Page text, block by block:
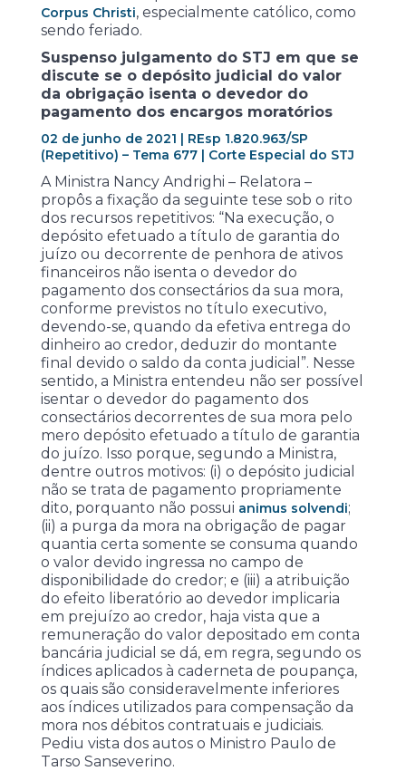
Corpus Christi, especialmente católico, como
sendo feriado.
Suspenso julgamento do STJ em que se
discute se o depósito judicial do valor
da obrigação isenta o devedor do
pagamento dos encargos moratórios
02 de junho de 2021 | REsp 1.820.963/SP
(Repetitivo) – Tema 677 | Corte Especial do STJ
A Ministra Nancy Andrighi – Relatora –
propôs a fixação da seguinte tese sob o rito
dos recursos repetitivos: “Na execução, o
depósito efetuado a título de garantia do
juízo ou decorrente de penhora de ativos
financeiros não isenta o devedor do
pagamento dos consectários da sua mora,
conforme previstos no título executivo,
devendo-se, quando da efetiva entrega do
dinheiro ao credor, deduzir do montante
final devido o saldo da conta judicial”. Nesse
sentido, a Ministra entendeu não ser possível
isentar o devedor do pagamento dos
consectários decorrentes de sua mora pelo
mero depósito efetuado a título de garantia
do juízo. Isso porque, segundo a Ministra,
dentre outros motivos: (i) o depósito judicial
não se trata de pagamento propriamente
dito, porquanto não possui animus solvendi;
(ii) a purga da mora na obrigação de pagar
quantia certa somente se consuma quando
o valor devido ingressa no campo de
disponibilidade do credor; e (iii) a atribuição
do efeito liberatório ao devedor implicaria
em prejuízo ao credor, haja vista que a
remuneração do valor depositado em conta
bancária judicial se dá, em regra, segundo os
índices aplicados à caderneta de poupança,
os quais são consideravelmente inferiores
aos índices utilizados para compensação da
mora nos débitos contratuais e judiciais.
Pediu vista dos autos o Ministro Paulo de
Tarso Sanseverino.